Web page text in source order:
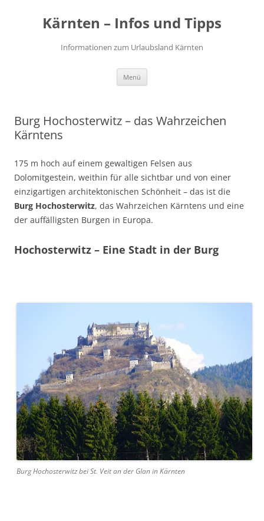
springenKärnten – Infos und Tipps
Informationen zum Urlaubsland Kärnten
Menü
Burg Hochosterwitz – das Wahrzeichen
Kärntens
175 m hoch auf einem gewaltigen Felsen aus
Dolomitgestein, weithin für alle sichtbar und von einer
einzigartigen architektonischen Schönheit – das ist die
Burg Hochosterwitz, das Wahrzeichen Kärntens und eine
der auffälligsten Burgen in Europa.
Hochosterwitz – Eine Stadt in der Burg
Burg Hochosterwitz bei St. Veit an der Glan in Kärnten